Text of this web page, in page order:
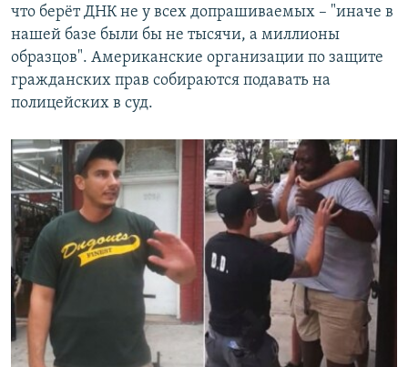
что берёт ДНК не у всех допрашиваемых – "иначе в
нашей базе были бы не тысячи, а миллионы
образцов". Американские организации по защите
гражданских прав собираются подавать на
полицейских в суд.